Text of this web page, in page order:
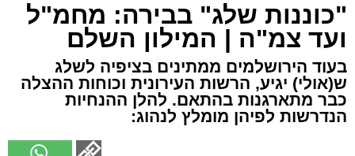
"כוננות שלג" בבירה: מחמ"ל
ועד צמ"ה | המילון השלם
בעוד הירושלמים ממתינים בציפיה לשלג
ש(אולי) יגיע, הרשות העירונית וכוחות ההצלה
כבר מתארגנות בהתאם. להלן ההנחיות
הנדרשות לפיהן מומלץ לנהוג: